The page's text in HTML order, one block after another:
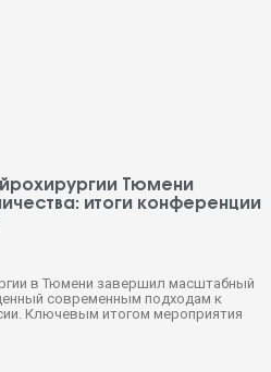
Тюмени
итоги конференции
в Тюмени завершил масштабный
современным подходам к
Ключевым итогом мероприятия